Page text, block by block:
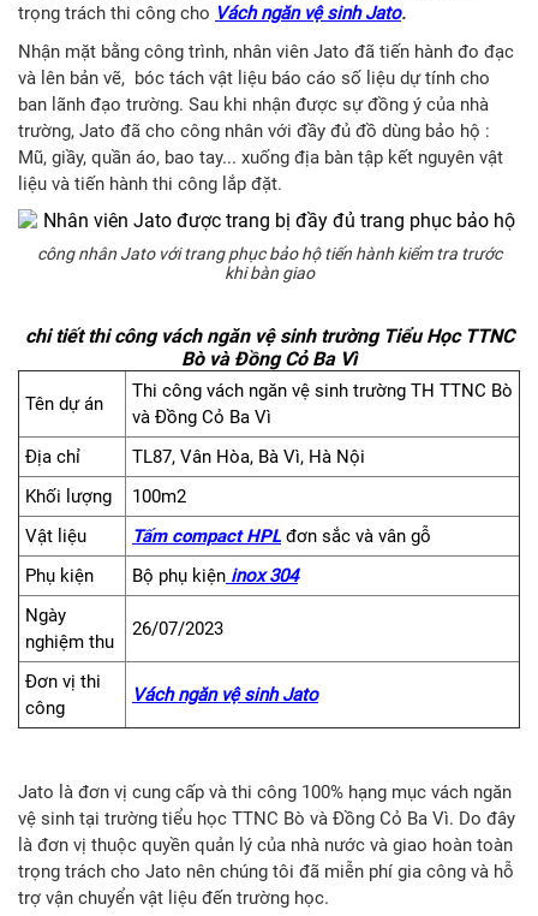
trọng trách thi công cho Vách ngăn vệ sinh Jato.
Nhận mặt bằng công trình, nhân viên Jato đã tiến hành đo đạc
và lên bản vẽ, bóc tách vật liệu báo cáo số liệu dự tính cho
ban lãnh đạo trường. Sau khi nhận được sự đồng ý của nhà
trường, Jato đã cho công nhân với đầy đủ đồ dùng bảo hộ :
Mũ, giầy, quần áo, bao tay... xuống địa bàn tập kết nguyên vật
liệu và tiến hành thi công lắp đặt.
công nhân Jato với trang phục bảo hộ tiến hành kiểm tra trước
khi bàn giao
chi tiết thi công vách ngăn vệ sinh trường Tiểu Học TTNC
Bò và Đồng Cỏ Ba Vì
Tên dự án
Thi công vách ngăn vệ sinh trường TH TTNC Bò
và Đồng Cỏ Ba Vì
Địa chỉ
TL87, Vân Hòa, Bà Vì, Hà Nội
Khối lượng
100m2
Vật liệu
Tấm compact HPLđơn sắc và vân gỗ
Phụ kiện
Bộ phụ kiện inox 304
Ngày
nghiệm thu
26/07/2023
Đơn vị thi
công
Vách ngăn vệ sinh Jato
Jato là đơn vị cung cấp và thi công 100% hạng mục vách ngăn
vệ sinh tại trường tiểu học TTNC Bò và Đồng Cỏ Ba Vì. Do đây
là đơn vị thuộc quyền quản lý của nhà nước và giao hoàn toàn
trọng trách cho Jato nên chúng tôi đã miễn phí gia công và hỗ
trợ vận chuyển vật liệu đến trường học.